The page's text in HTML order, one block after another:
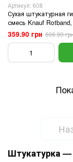
Артикул: 608
Сухая штукатурная
смесь Knauf Rоtband,
359.90 грн 606.90
Штукатурка —